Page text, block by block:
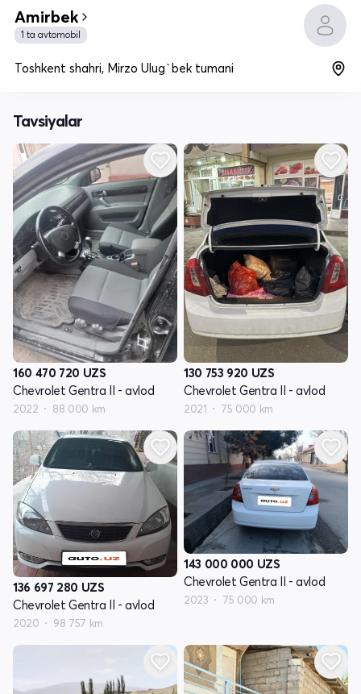
Amirbek
1 ta avtomobil
Toshkent shahri, Mirzo Ulug`bek tumani
Tavsiyalar
160 470 720 UZS
Chevrolet Gentra II - avlod
2022 88 000 km
130 753 920 UZS
Chevrolet Gentra II - avlod
2021 75 000 km
136 697 280 UZS
Chevrolet Gentra II - avlod
2020 98 757 km
143 000 000 UZS
Chevrolet Gentra II - avlod
2023 75 000 km